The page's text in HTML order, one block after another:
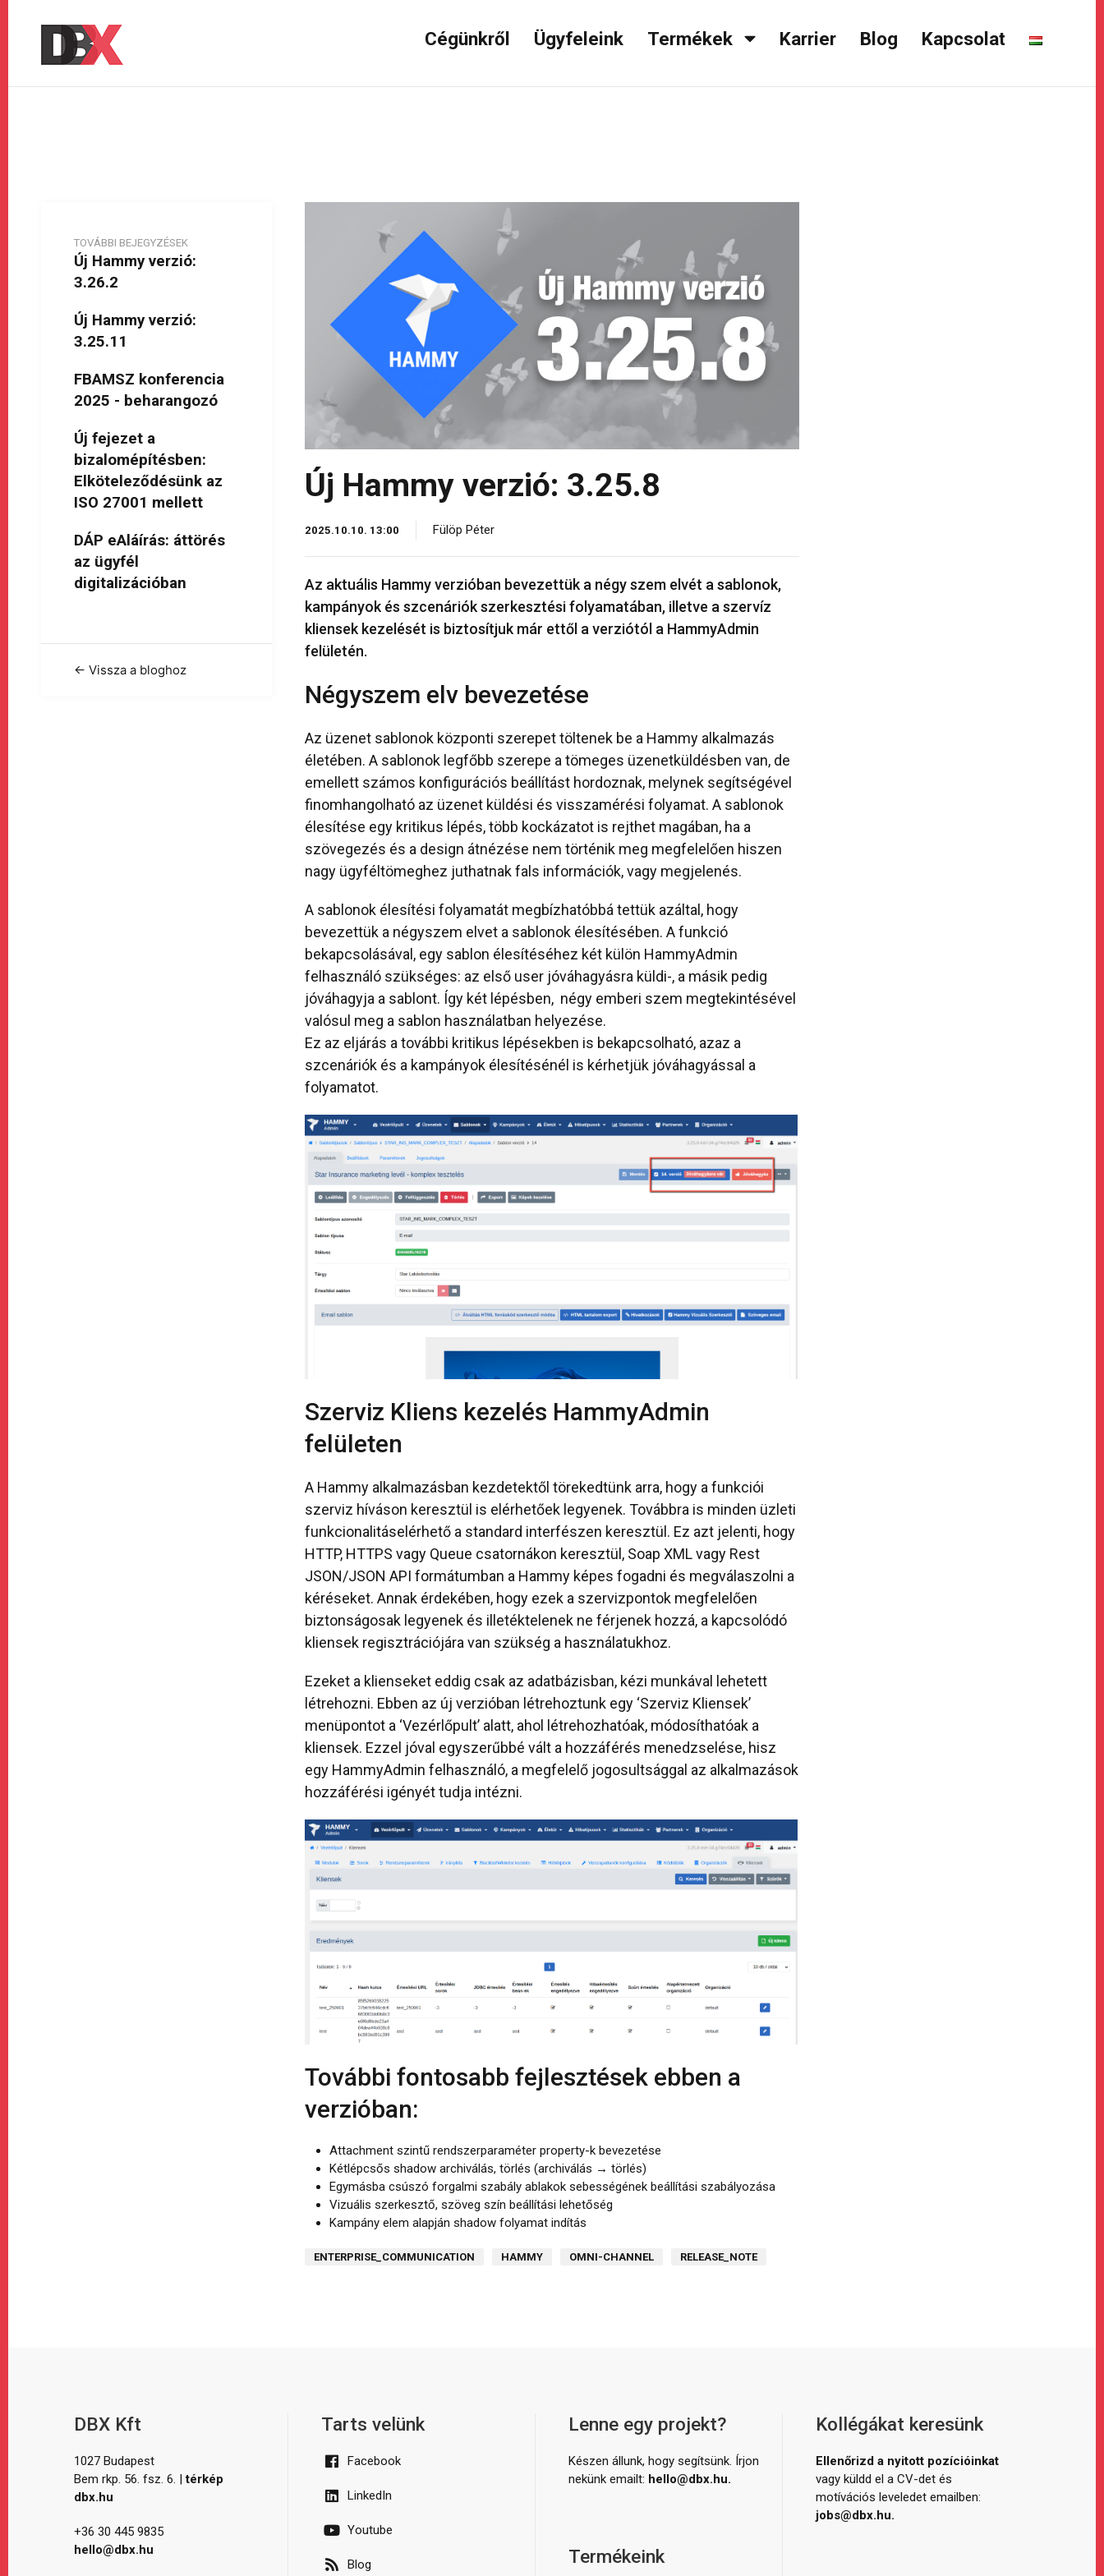
Cégünkről Ügyfeleink Termékek Karrier Blog Kapcsolat
TOVÁBBI BEJEGYZÉSEK
Új Hammy verzió:
3.26.2
Új Hammy verzió:
3.25.11
FBAMSZ konferencia
2025 - beharangozó
Új fejezet a
bizalomépítésben:
Elköteleződésünk az
ISO 27001 mellett
DÁP eAláírás: áttörés
az ügyfél
digitalizációban
← Vissza a bloghoz
Új Hammy verzió: 3.25.8
2025.10.10. 13:00 Fülöp Péter
Az aktuális Hammy verzióban bevezettük a négy szem elvét a sablonok,
kampányok és szcenáriók szerkesztési folyamatában, illetve a szervíz
kliensek kezelését is biztosítjuk már ettől a verziótól a HammyAdmin
felületén.
Négyszem elv bevezetése
Az üzenet sablonok központi szerepet töltenek be a Hammy alkalmazás
életében. A sablonok legfőbb szerepe a tömeges üzenetküldésben van, de
emellett számos konfigurációs beállítást hordoznak, melynek segítségével
finomhangolható az üzenet küldési és visszamérési folyamat. A sablonok
élesítése egy kritikus lépés, több kockázatot is rejthet magában, ha a
szövegezés és a design átnézése nem történik meg megfelelően hiszen
nagy ügyféltömeghez juthatnak fals információk, vagy megjelenés.
A sablonok élesítési folyamatát megbízhatóbbá tettük azáltal, hogy
bevezettük a négyszem elvet a sablonok élesítésében. A funkció
bekapcsolásával, egy sablon élesítéséhez két külön HammyAdmin
felhasználó szükséges: az első user jóváhagyásra küldi-, a másik pedig
jóváhagyja a sablont. Így két lépésben, négy emberi szem megtekintésével
valósul meg a sablon használatban helyezése.
Ez az eljárás a további kritikus lépésekben is bekapcsolható, azaz a
szcenáriók és a kampányok élesítésénél is kérhetjük jóváhagyással a
folyamatot.
Szerviz Kliens kezelés HammyAdmin
felületen
A Hammy alkalmazásban kezdetektől törekedtünk arra, hogy a funkciói
szerviz híváson keresztül is elérhetőek legyenek. Továbbra is minden üzleti
funkcionalitáselérhető a standard interfészen keresztül. Ez azt jelenti, hogy
HTTP, HTTPS vagy Queue csatornákon keresztül, Soap XML vagy Rest
JSON/JSON API formátumban a Hammy képes fogadni és megválaszolni a
kéréseket. Annak érdekében, hogy ezek a szervizpontok megfelelően
biztonságosak legyenek és illetéktelenek ne férjenek hozzá, a kapcsolódó
kliensek regisztrációjára van szükség a használatukhoz.
Ezeket a klienseket eddig csak az adatbázisban, kézi munkával lehetett
létrehozni. Ebben az új verzióban létrehoztunk egy ‘Szerviz Kliensek’
menüpontot a ‘Vezérlőpult’ alatt, ahol létrehozhatóak, módosíthatóak a
kliensek. Ezzel jóval egyszerűbbé vált a hozzáférés menedzselése, hisz
egy HammyAdmin felhasználó, a megfelelő jogosultsággal az alkalmazások
hozzáférési igényét tudja intézni.
További fontosabb fejlesztések ebben a
verzióban:
Attachment szintű rendszerparaméter property-k bevezetése
Kétlépcsős shadow archiválás, törlés (archiválás → törlés)
Egymásba csúszó forgalmi szabály ablakok sebességének beállítási szabályozása
Vizuális szerkesztő, szöveg szín beállítási lehetőség
Kampány elem alapján shadow folyamat indítás
ENTERPRISE_COMMUNICATION HAMMY OMNI-CHANNEL RELEASE_NOTE
DBX Kft
1027 Budapest
Bem rkp. 56. fsz. 6. |térkép
dbx.hu
+36 30 445 9835
hello@dbx.hu
Tarts velünk
Facebook
LinkedIn
Youtube
Blog
Lenne egy projekt?
Készen állunk, hogy segítsünk. Írjon
nekünk emailt: hello@dbx.hu.
Termékeink
Kollégákat keresünk
Ellenőrizd a nyitott pozícióinkat
vagy küldd el a CV-det és
motívációs leveledet emailben:
jobs@dbx.hu.